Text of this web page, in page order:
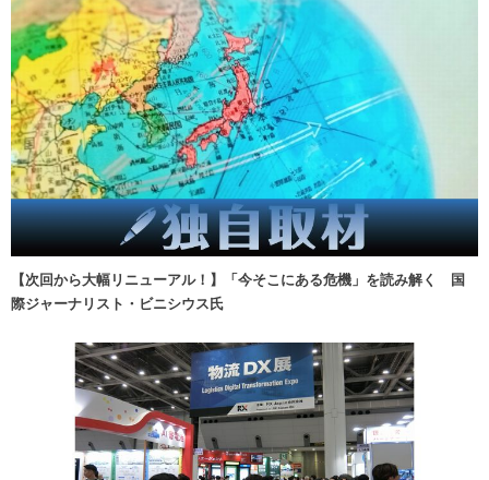
【次回から大幅リニューアル！】「今そこにある危機」を読み解く 国
際ジャーナリスト・ビニシウス氏